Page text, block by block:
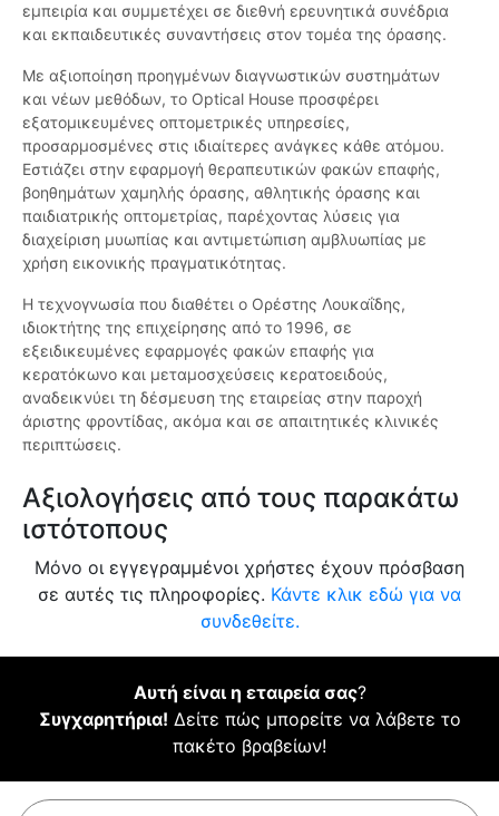
εμπειρία και συμμετέχει σε διεθνή ερευνητικά συνέδρια
και εκπαιδευτικές συναντήσεις στον τομέα της όρασης.
Με αξιοποίηση προηγμένων διαγνωστικών συστημάτων
και νέων μεθόδων, το Optical House προσφέρει
εξατομικευμένες οπτομετρικές υπηρεσίες,
προσαρμοσμένες στις ιδιαίτερες ανάγκες κάθε ατόμου.
Εστιάζει στην εφαρμογή θεραπευτικών φακών επαφής,
βοηθημάτων χαμηλής όρασης, αθλητικής όρασης και
παιδιατρικής οπτομετρίας, παρέχοντας λύσεις για
διαχείριση μυωπίας και αντιμετώπιση αμβλυωπίας με
χρήση εικονικής πραγματικότητας.
Η τεχνογνωσία που διαθέτει ο Ορέστης Λουκαΐδης,
ιδιοκτήτης της επιχείρησης από το 1996, σε
εξειδικευμένες εφαρμογές φακών επαφής για
κερατόκωνο και μεταμοσχεύσεις κερατοειδούς,
αναδεικνύει τη δέσμευση της εταιρείας στην παροχή
άριστης φροντίδας, ακόμα και σε απαιτητικές κλινικές
περιπτώσεις.
Αξιολογήσεις από τους παρακάτω
ιστότοπους
Μόνο οι εγγεγραμμένοι χρήστες έχουν πρόσβαση
σε αυτές τις πληροφορίες. Κάντε κλικ εδώ για να
συνδεθείτε.
Αυτή είναι η εταιρεία σας?
Συγχαρητήρια! Δείτε πώς μπορείτε να λάβετε το
πακέτο βραβείων!